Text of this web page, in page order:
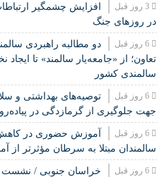
3 روز قبل
افزایش چشمگیر
در روزهای جنگ
6 روز قبل
دو مطالبه راهبردی
تعاون؛ از «جامعه‌یار سالمند» تا
سالمندی کشور
6 روز قبل
️توصیه‌های بهداشتی و
جهت جلوگیری از گرمازدگی در
6 روز قبل
آموزش حضوری در کاهش
سالمندان مبتلا به سرطان مؤثرتر
6 روز قبل
خراسان جنوبی / نشست